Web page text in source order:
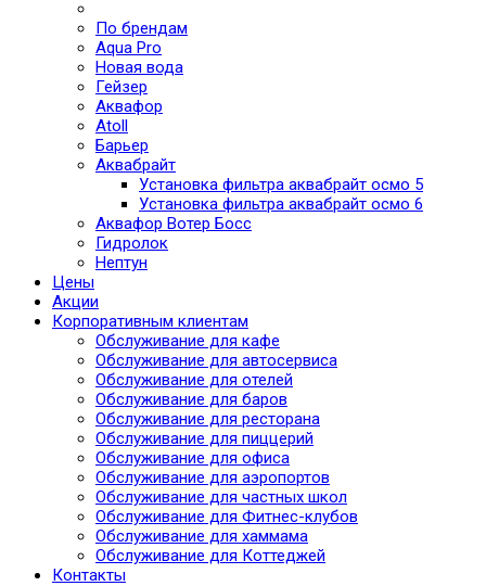
По брендам
Aqua Pro
Новая вода
Гейзер
Аквафор
Atoll
Барьер
Аквабрайт
Установка фильтра аквабрайт осмо 5
Установка фильтра аквабрайт осмо 6
Аквафор Вотер Босс
Гидролок
Нептун
Цены
Акции
Корпоративным клиентам
Обслуживание для кафе
Обслуживание для автосервиса
Обслуживание для отелей
Обслуживание для баров
Обслуживание для ресторана
Обслуживание для пиццерий
Обслуживание для офиса
Обслуживание для аэропортов
Обслуживание для частных школ
Обслуживание для Фитнес-клубов
Обслуживание для хаммама
Обслуживание для Коттеджей
Контакты